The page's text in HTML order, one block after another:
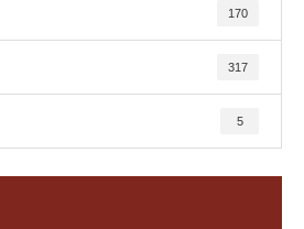
170
317
5